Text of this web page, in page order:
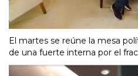
El martes se reúne la mesa
de una fuerte interna por el